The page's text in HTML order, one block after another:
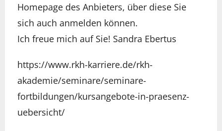
Homepage des Anbieters, über diese Sie
sich auch anmelden können.
Ich freue mich auf Sie! Sandra Ebertus
https://www.rkh-karriere.de/rkh-
akademie/seminare/seminare-
fortbildungen/kursangebote-in-praesenz-
uebersicht/